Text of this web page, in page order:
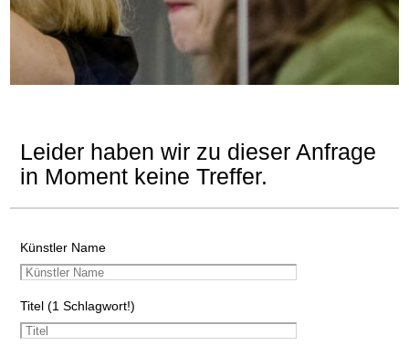
Leider haben wir zu dieser Anfrage
in Moment keine Treffer.
Künstler Name
Titel (1 Schlagwort!)